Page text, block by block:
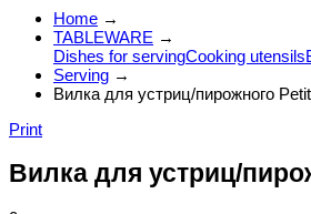
Home →
TABLEWARE →
Dishes for servingCooking utensils
Serving →
Вилка для устриц/пирожного
Print
Вилка для устриц/